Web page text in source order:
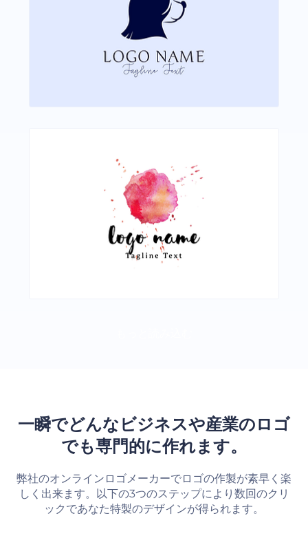
一瞬でどんなビジネスや産業のロゴ
でも専門的に作れます。
弊社のオンラインロゴメーカーでロゴの作製が素早く楽
しく出来ます。以下の3つのステップにより数回のクリ
ックであなた特製のデザインが得られます。